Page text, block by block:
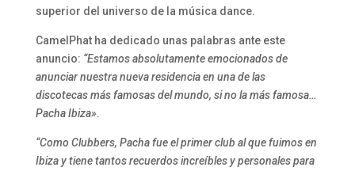
superior del universo de la música dance.
CamelPhat ha dedicado unas palabras ante este
anuncio: “Estamos absolutamente emocionados de
anunciar nuestra nueva residencia en una de las
discotecas más famosas del mundo, si no la más famosa…
Pacha Ibiza».
“Como Clubbers, Pacha fue el primer club al que fuimos en
Ibiza y tiene tantos recuerdos increíbles y personales para